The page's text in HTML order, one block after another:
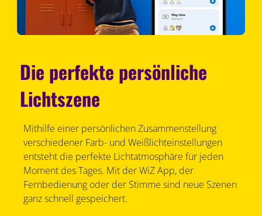
Die perfekte persönliche
Lichtszene
Mithilfe einer persönlichen Zusammenstellung
verschiedener Farb- und Weißlichteinstellungen
entsteht die perfekte Lichtatmosphäre für jeden
Moment des Tages. Mit der WiZ App, der
Fernbedienung oder der Stimme sind neue Szenen
ganz schnell gespeichert.